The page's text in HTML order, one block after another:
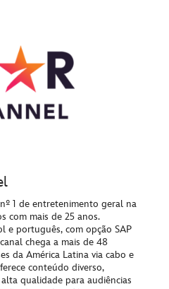
1 de entretenimento geral na
com mais de 25 anos.
e português, com opção SAP
chega a mais de 48
da América Latina via cabo e
conteúdo diverso,
qualidade para audiências